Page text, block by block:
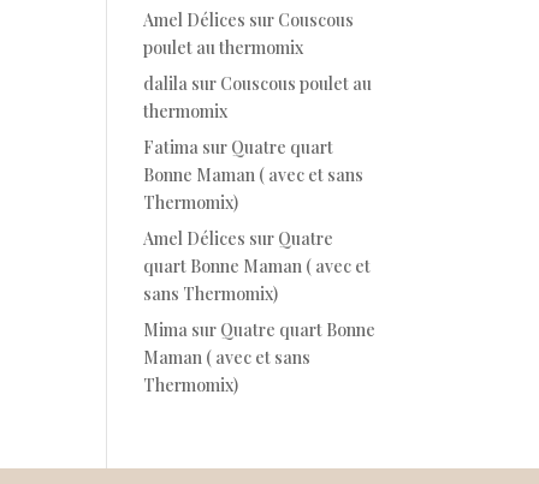
Amel Délices sur Couscous
poulet au thermomix
dalila sur Couscous poulet au
thermomix
Fatima sur Quatre quart
Bonne Maman ( avec et sans
Thermomix)
Amel Délices sur Quatre
quart Bonne Maman ( avec et
sans Thermomix)
Mima sur Quatre quart Bonne
Maman ( avec et sans
Thermomix)